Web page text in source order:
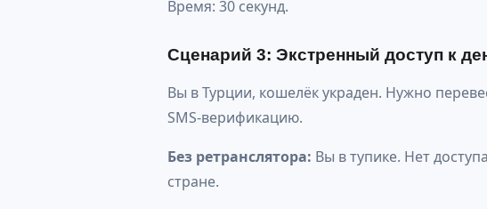
Время: 30 секунд.
Сценарий 3: Экстренный доступ к
Вы в Турции, кошелёк украден. Нужно
SMS-верификацию.
Без ретранслятора: Вы в тупике. Нет
стране.